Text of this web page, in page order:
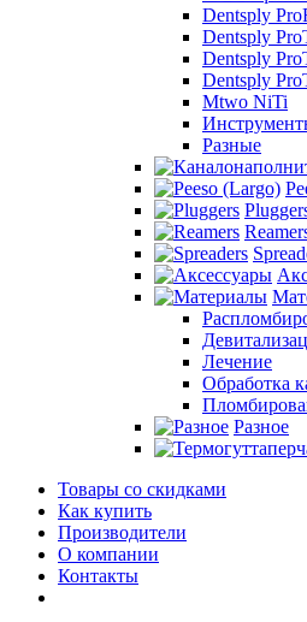
Dentsply
Dentsply
Dentsply
Dentsply
Mtwo NiTi
Разные
Лечение
Обработка
Разное
Товары со скидками
Как купить
Производители
О компании
Контакты